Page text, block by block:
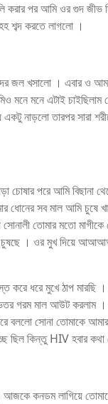
করার পর আমি ওর গুদ জীভ
শব্দ করতে লাগলো ।
জল খসালো । এবার ও
মনে মনে এটাই চাইছিলাম
একটু নাড়লো তারপর সারা
চোষার পরে আমি বিছানা
ধোনের সব মাল আমি চুষে
সোনালী তোমার মতো
চুষছে । ওর মুখ দিয়ে
ধরে মুখে ঠাপ মারছি
গরম মাল আউট করলাম ।
বললো সোনা তোমাকে
ছিল কিন্তু HIV হবার কথা
কনডম লাগিয়ে